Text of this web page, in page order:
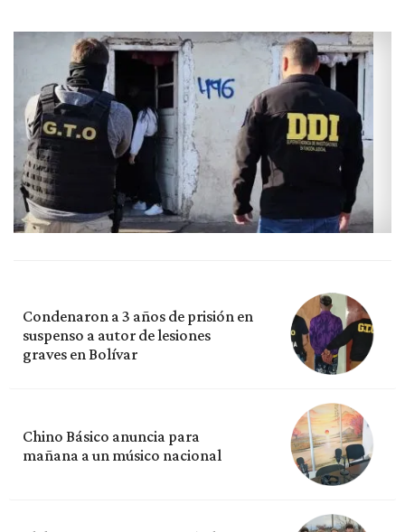
Condenaron a 3 años de prisión en
suspenso a autor de lesiones
graves en Bolívar
Chino Básico anuncia para
mañana a un músico nacional